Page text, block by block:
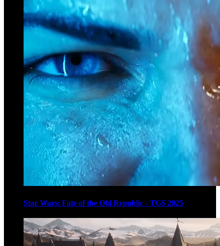
Star Wars: Fate of the Old Republic - TGS 2025